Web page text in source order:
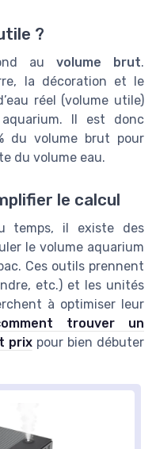
?
au volume brut.
la décoration et le
réel (volume utile)
Il est donc
du volume brut pour
du volume eau.
le calcul
temps, il existe des
le volume aquarium
Ces outils prennent
etc.) et les unités
à optimiser leur
trouver un
prixpour bien débuter